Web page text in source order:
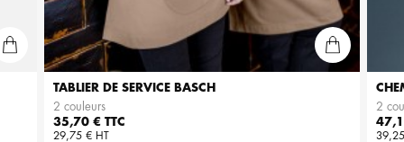
TABLIER DE SERVICE BASCH
2 couleurs
Prix
35,70 € TTC
29,75 € HT
2
Prix